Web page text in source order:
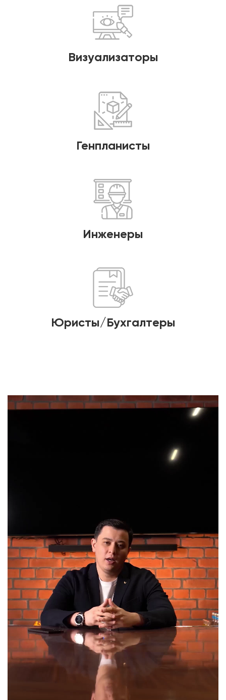
Визуализаторы
Генпланисты
Инженеры
Юристы/Бухгалтеры